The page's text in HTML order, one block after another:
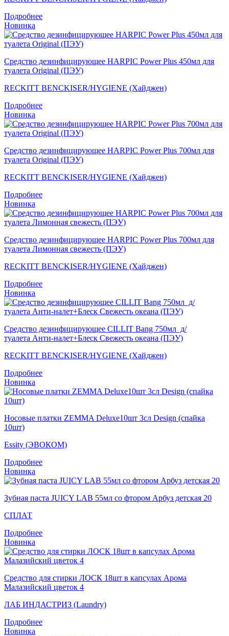
Подробнее
Новинка
Средство дезинфицирующее HARPIC Power Plus 450мл для
туалета Original (ПЭУ)
RECKITT BENCKISER/HYGIENE (Хайджен)
Подробнее
Новинка
Средство дезинфицирующее HARPIC Power Plus 700мл для
туалета Original (ПЭУ)
RECKITT BENCKISER/HYGIENE (Хайджен)
Подробнее
Новинка
Средство дезинфицирующее HARPIC Power Plus 700мл для
туалета Лимонная свежесть (ПЭУ)
RECKITT BENCKISER/HYGIENE (Хайджен)
Подробнее
Новинка
Средство дезинфицирующее CILLIT Bang 750мл д/
туалета Анти-налет+Блеск Свежесть океана (ПЭУ)
RECKITT BENCKISER/HYGIENE (Хайджен)
Подробнее
Новинка
Носовые платки ZEMMA Deluxe10шт 3сл Design (спайка
10шт)
Essity (ЭВОКОМ)
Подробнее
Новинка
Зубная паста JUICY LAB 55мл со фтором Арбуз детская 20
СПЛАТ
Подробнее
Новинка
Средство для стирки ЛОСК 18шт в капсулах Арома
Малазийский цветок 4
ЛАБ ИНДАСТРИЗ (Laundry)
Подробнее
Новинка